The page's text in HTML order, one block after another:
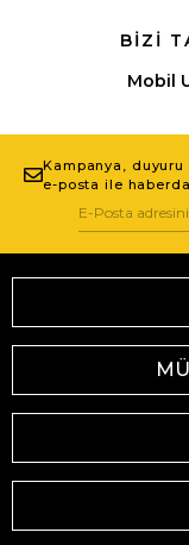
BIZI
Mobil
Kampanya,
e-posta ile